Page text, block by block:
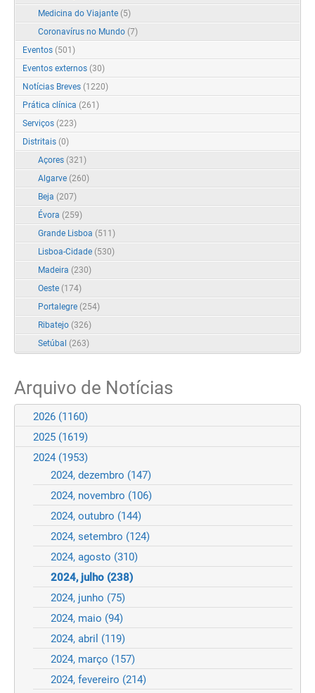
Medicina do Viajante (5)
Coronavírus no Mundo (7)
Eventos (501)
Eventos externos (30)
Notícias Breves (1220)
Prática clínica (261)
Serviços (223)
Distritais (0)
Açores (321)
Algarve (260)
Beja (207)
Évora (259)
Grande Lisboa (511)
Lisboa-Cidade (530)
Madeira (230)
Oeste (174)
Portalegre (254)
Ribatejo (326)
Setúbal (263)
Arquivo de Notícias
2026 (1160)
2025 (1619)
2024 (1953)
2024, dezembro (147)
2024, novembro (106)
2024, outubro (144)
2024, setembro (124)
2024, agosto (310)
2024, julho (238)
2024, junho (75)
2024, maio (94)
2024, abril (119)
2024, março (157)
2024, fevereiro (214)